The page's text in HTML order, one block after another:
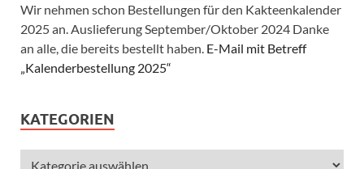
Wir nehmen schon Bestellungen für den Kakteenkalender
2025 an. Auslieferung September/Oktober 2024 Danke
an alle, die bereits bestellt haben. E-Mail mit Betreff
„Kalenderbestellung 2025“
KATEGORIEN